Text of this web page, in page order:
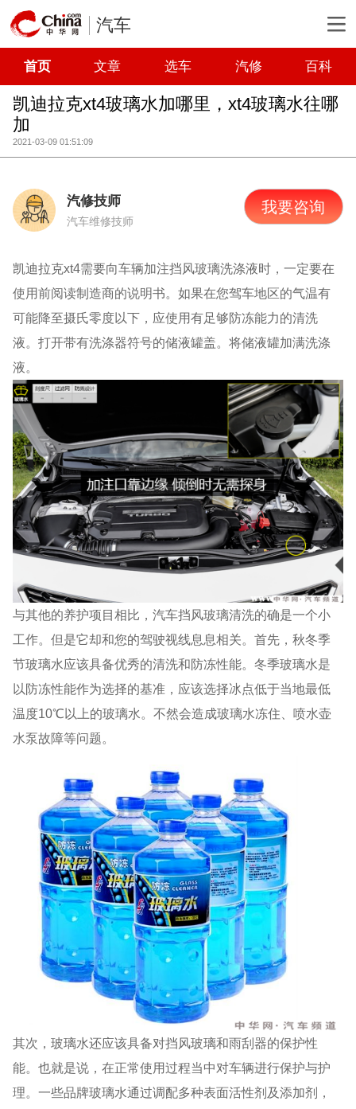
汽车
首页 文章 选车 汽修 百科
凯迪拉克xt4玻璃水加哪里，xt4玻璃水往哪
加
2021-03-09 01:51:09
汽修技师
汽车维修技师
我要咨询
凯迪拉克xt4需要向车辆加注挡风玻璃洗涤液时，一定要在
使用前阅读制造商的说明书。如果在您驾车地区的气温有
可能降至摄氏零度以下，应使用有足够防冻能力的清洗
液。打开带有洗涤器符号的储液罐盖。将储液罐加满洗涤
液。
与其他的养护项目相比，汽车挡风玻璃清洗的确是一个小
工作。但是它却和您的驾驶视线息息相关。首先，秋冬季
节玻璃水应该具备优秀的清洗和防冻性能。冬季玻璃水是
以防冻性能作为选择的基准，应该选择冰点低于当地最低
温度10℃以上的玻璃水。不然会造成玻璃水冻住、喷水壶
水泵故障等问题。
其次，玻璃水还应该具备对挡风玻璃和雨刮器的保护性
能。也就是说，在正常使用过程当中对车辆进行保护与护
理。一些品牌玻璃水通过调配多种表面活性剂及添加剂，